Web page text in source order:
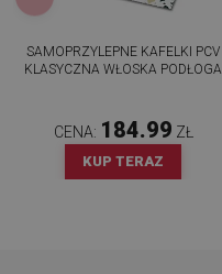
SAMOPRZYLEPNE KAFELKI PCV
KLASYCZNA WŁOSKA PODŁOGA
CENA: 184.99 ZŁ
KUP TERAZ